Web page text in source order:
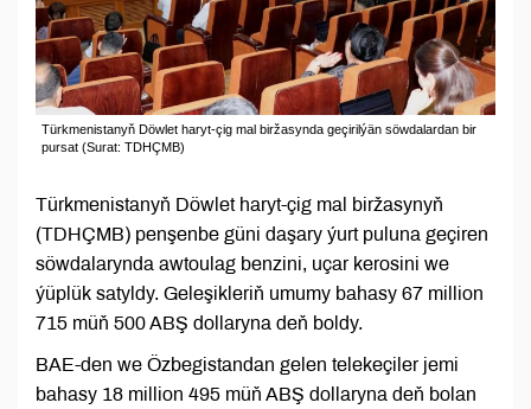
Türkmenistanyň Döwlet haryt-çig mal biržasynda geçirilýän söwdalardan bir
pursat (Surat: TDHÇMB)
Türkmenistanyň Döwlet haryt-çig mal biržasynyň
(TDHÇMB) penşenbe güni daşary ýurt puluna geçiren
söwdalarynda awtoulag benzini, uçar kerosini we
ýüplük satyldy. Geleşikleriň umumy bahasy 67 million
715 müň 500 ABŞ dollaryna deň boldy.
BAE-den we Özbegistandan gelen telekeçiler jemi
bahasy 18 million 495 müň ABŞ dollaryna deň bolan